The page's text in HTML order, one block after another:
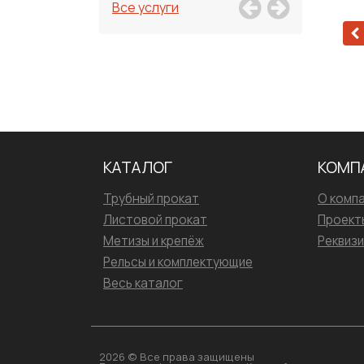
Все услуги
КАТАЛОГ
Трубный прокат
Листовой прокат
Метизы и крепёж
Рельсы и комплектующие
Весь каталог
О
2026 © Все права защищены